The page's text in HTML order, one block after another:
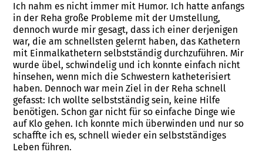
Ich nahm es nicht immer mit Humor. Ich hatte anfangs
in der Reha große Probleme mit der Umstellung,
dennoch wurde mir gesagt, dass ich einer derjenigen
war, die am schnellsten gelernt haben, das Kathetern
mit Einmalkathetern selbstständig durchzuführen. Mir
wurde übel, schwindelig und ich konnte einfach nicht
hinsehen, wenn mich die Schwestern katheterisiert
haben. Dennoch war mein Ziel in der Reha schnell
gefasst: Ich wollte selbstständig sein, keine Hilfe
benötigen. Schon gar nicht für so einfache Dinge wie
auf Klo gehen. Ich konnte mich überwinden und nur so
schaffte ich es, schnell wieder ein selbstständiges
Leben führen.